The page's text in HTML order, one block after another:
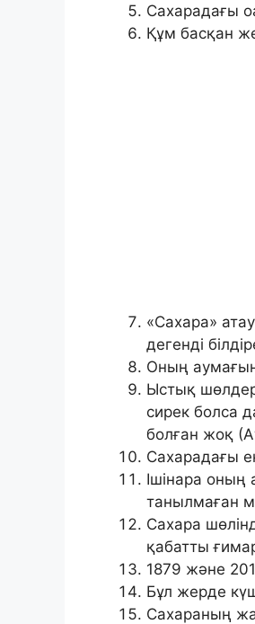
Сахарадағы
Құм басқан
«Сахара»
дегенді
Оның
Ыстық
сирек болса
болған жоқ
Сахарадағы
Ішінара
танылмаған
Сахара
қабатты
1879 және
Бұл жерде
Сахараның